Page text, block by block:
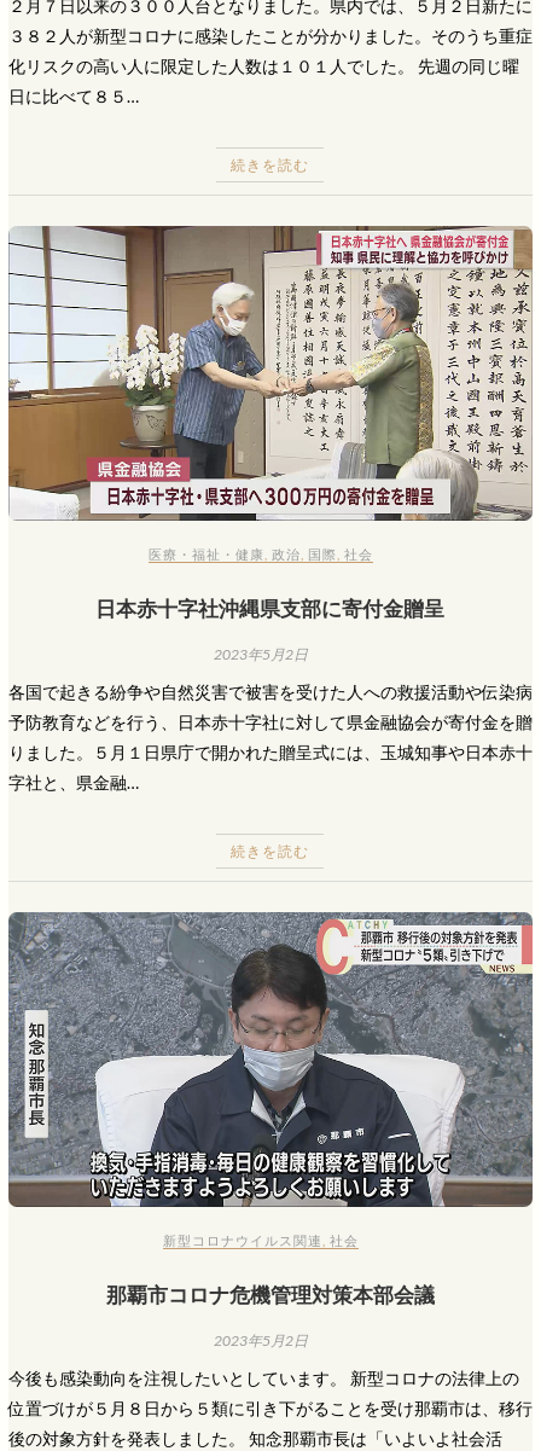
２月７日以来の３００人台となりました。県内では、５月２日新たに
３８２人が新型コロナに感染したことが分かりました。そのうち重症
化リスクの高い人に限定した人数は１０１人でした。 先週の同じ曜
日に比べて８５…
続きを読む
医療・福祉・健康 ,政治 国際 ,社会
日本赤十字社沖縄県支部に寄付金贈呈
2023年5月2日
各国で起きる紛争や自然災害で被害を受けた人への救援活動や伝染病
予防教育などを行う、日本赤十字社に対して県金融協会が寄付金を贈
りました。５月１日県庁で開かれた贈呈式には、玉城知事や日本赤十
字社と、県金融…
続きを読む
新型コロナウイルス関連 ,社会
那覇市コロナ危機管理対策本部会議
2023年5月2日
今後も感染動向を注視したいとしています。 新型コロナの法律上の
位置づけが５月８日から５類に引き下がることを受け那覇市は、移行
後の対象方針を発表しました。 知念那覇市長は「いよいよ社会活